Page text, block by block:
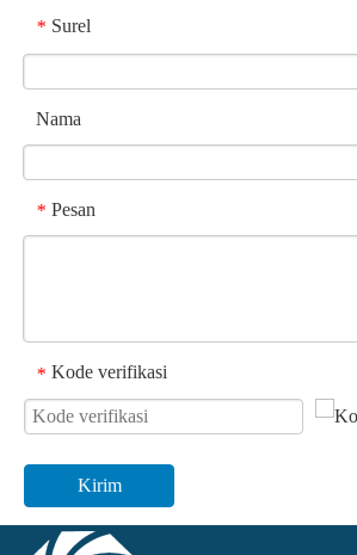
* Surel
Nama
* Pesan
* Kode verifikasi
Kirim